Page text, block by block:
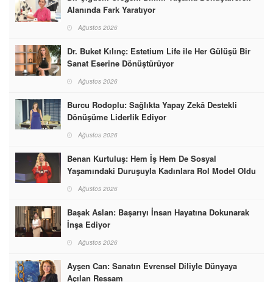
Alanında Fark Yaratıyor
Ağustos 2026
Dr. Buket Kılınç: Estetium Life ile Her Gülüşü Bir
Sanat Eserine Dönüştürüyor
Ağustos 2026
Burcu Rodoplu: Sağlıkta Yapay Zekâ Destekli
Dönüşüme Liderlik Ediyor
Ağustos 2026
Benan Kurtuluş: Hem İş Hem De Sosyal
Yaşamındaki Duruşuyla Kadınlara Rol Model Oldu
Ağustos 2026
Başak Aslan: Başarıyı İnsan Hayatına Dokunarak
İnşa Ediyor
Ağustos 2026
Ayşen Can: Sanatın Evrensel Diliyle Dünyaya
Açılan Ressam